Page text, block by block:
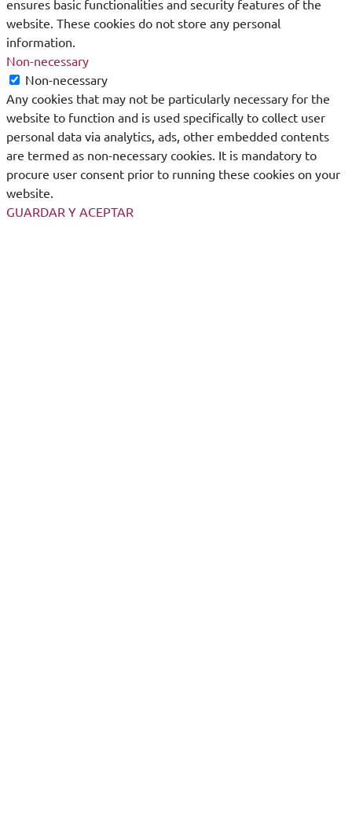
ensures basic functionalities and security features of the
website. These cookies do not store any personal
information.
Non-necessary
Non-necessary
Any cookies that may not be particularly necessary for the
website to function and is used specifically to collect user
personal data via analytics, ads, other embedded contents
are termed as non-necessary cookies. It is mandatory to
procure user consent prior to running these cookies on your
website.
GUARDAR Y ACEPTAR